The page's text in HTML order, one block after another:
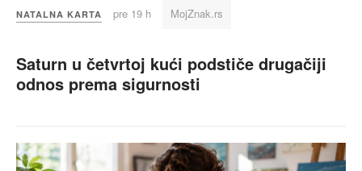
NATALNA KARTA pre 19 h MojZnak.rs
Saturn u četvrtoj kući podstiče drugačiji
odnos prema sigurnosti